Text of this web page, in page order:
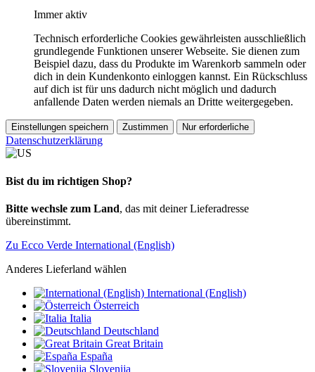
Immer aktiv
Technisch erforderliche Cookies gewährleisten ausschließlich
grundlegende Funktionen unserer Webseite. Sie dienen zum
Beispiel dazu, dass du Produkte im Warenkorb sammeln oder
dich in dein Kundenkonto einloggen kannst. Ein Rückschluss
auf dich ist für uns dadurch nicht möglich und dadurch
anfallende Daten werden niemals an Dritte weitergegeben.
Einstellungen speichern Zustimmen Nur erforderliche
Datenschutzerklärung
Bist du im richtigen Shop?
Bitte wechsle zum Land, das mit deiner Lieferadresse
übereinstimmt.
Zu Ecco Verde International (English)
Anderes Lieferland wählen
International (English)
Österreich
Italia
Deutschland
Great Britain
España
Slovenija